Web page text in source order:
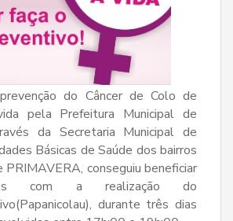
do Câncer de Colo de
pela Prefeitura Municipal de
da Secretaria Municipal de
Básicas de Saúde dos bairros
PRIMAVERA, conseguiu beneficiar
com a realização do
durante três dias